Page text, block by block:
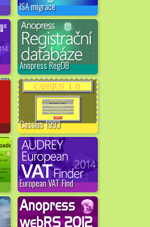
ISA migrace
Anopress RegDB
Cassius 1993
European VAT Find